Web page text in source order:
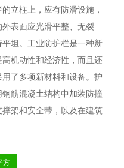
立柱上，应有防滑设施，
表面应光滑平整、无裂
坦。工业防护栏是一种新
机动性和经济性，而且还
了多项新材料和设备。护
筋混凝土结构中加装防撞
架和安全带，以及在建筑
方